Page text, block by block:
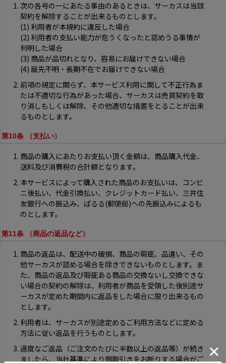
次の各号の一にあたる事由のあるときは、サーカスは当該
契約を解除することが出来るものとします。
(1) 利用者が本規約に違反した場合
(2) 利用者の支払い能力が危うくなったと認めうる事情が
判明した場合
(3) 商品が品切れとなり、容易にお届けできない場合
(4) 届先不明・長期不在でお届けできない場合
前項の規定に関らず、本サービス利用に関して不正行為ま
たは不適切な行為があった場合、サーカスは売買契約を取
り消しもしくは解除、その他適切な措置をとることが出来
るものとします。
第10条 （支払い）
商品の購入にあたりお支払い頂く金額は、商品購入代金、
送料及び消費税の合計額となります。
本サービスによって購入された商品のお支払いは、コンビ
ニ後払い、代金引換払い、クレジットカード払い、三井住
友銀行への振込み、ぱるる(郵便局)への先振込みによるも
のとします。
第11条 （商品の返品など）
商品の返品は、配送中の破損、商品の瑕疵、品違い、その
他サーカスが認める場合を除きできないものとします。ま
た、商品の返品及び瑕疵ある商品の交換ないし交換できな
い場合の契約の解除は、利用者が商品を受領した後別途サ
ーカスが定めた期間内に返品をした場合に限り出来るもの
とします。
利用者は、サーカスが別途定めるご利用方法などに定める
方法に従い返品を行うものとします。
過度なご返品（ご注文のたびに半数以上の返品等）が続き
ましたら、当社基準により御取引きをお断りする場合がご